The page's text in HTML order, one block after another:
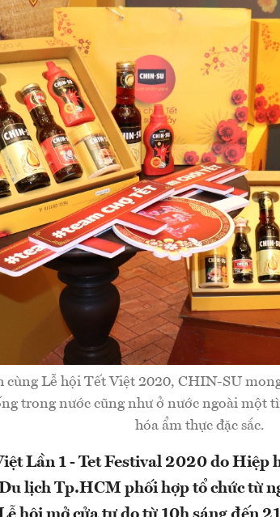
cùng Lễ hội Tết Việt 2020, CHIN-SU
trong nước cũng như ở nước ngoài một
hóa ẩm thực đặc sắc.
Lần 1 - Tet Festival 2020 do Hiệp
lịch Tp.HCM phối hợp tổ chức từ